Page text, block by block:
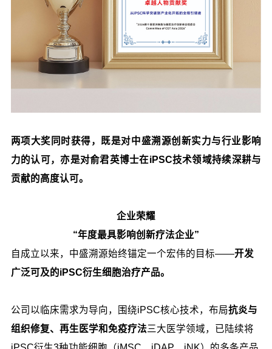
两项大奖同时获得，既是对中盛溯源创新实力与行业影响
力的认可，亦是对俞君英博士在iPSC技术领域持续深耕与
贡献的高度认可。
企业荣耀
“年度最具影响创新疗法企业”
自成立以来，中盛溯源始终锚定一个宏伟的目标——开发
广泛可及的iPSC衍生细胞治疗产品。
公司以临床需求为导向，围绕iPSC核心技术，布局抗炎与
组织修复、再生医学和免疫疗法三大医学领域，已陆续将